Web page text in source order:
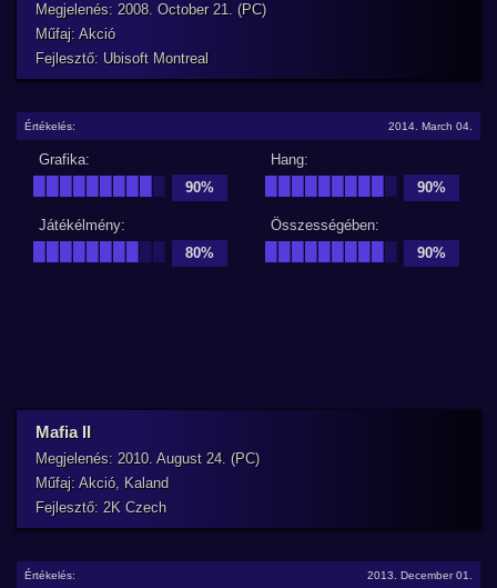
Megjelenés: 2008. October 21. (PC)
Műfaj: Akció
Fejlesztő: Ubisoft Montreal
Értékelés: 2014. March 04.
Grafika:
90%
Hang:
90%
Játékélmény:
80%
Összességében:
90%
Mafia II
Megjelenés: 2010. August 24. (PC)
Műfaj: Akció, Kaland
Fejlesztő: 2K Czech
Értékelés: 2013. December 01.